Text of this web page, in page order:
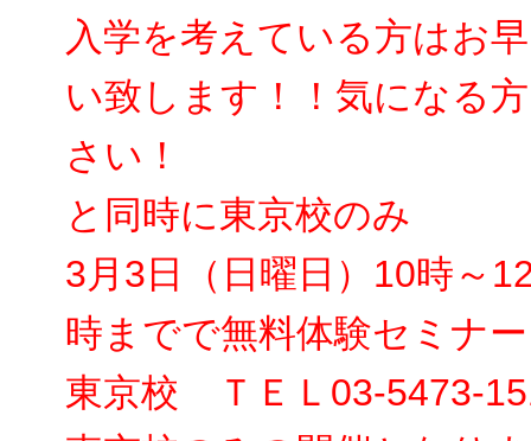
入学を考えている方はお
い致します！！気になる
さい！
と同時に東京校のみ
3月3日（日曜日）10時～
時までで無料体験セミナ
東京校 ＴＥＬ03-5473-